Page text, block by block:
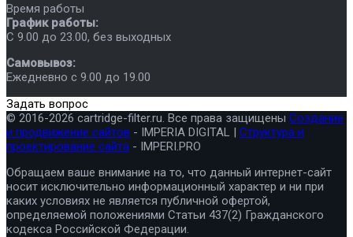
Время работы
График работы:
C 9.00 до 23.00, без выходных
Самовывоз:
Ежедневно с 9.00 до 19.00
Задать вопрос
© 2016-2026 cartridge-filter.ru. Все права защищены Создание
и продвижение сайтов - IMPERIA DIGITAL | Структура и
проектирование сайта - IMPERI.PRO
Обращаем ваше внимание на то, что данный интернет-сайт
носит исключительно информационный характер и ни при
каких условиях не является публичной офертой,
определяемой положениями Статьи 437(2) Гражданского
кодекса Российской Федерации.